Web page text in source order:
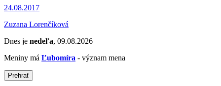
24.08.2017
Zuzana Lorenčíková
Dnes je nedeľa, 09.08.2026
Meniny má Ľubomíra - význam mena
Prehrať